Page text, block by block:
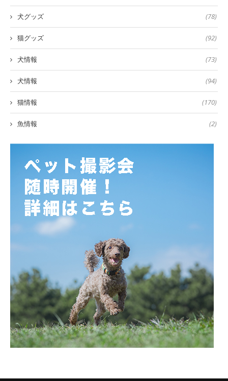
犬グッズ (78)
猫グッズ (92)
犬情報 (73)
犬情報 (94)
猫情報 (170)
魚情報 (2)